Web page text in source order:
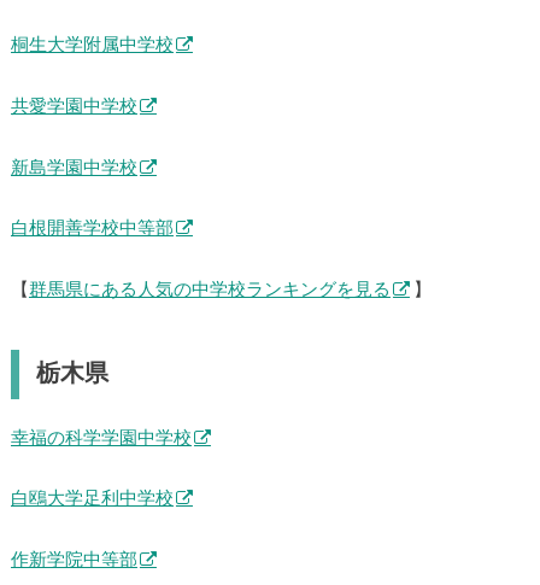
桐生大学附属中学校
共愛学園中学校
新島学園中学校
白根開善学校中等部
【 群馬県にある人気の中学校ランキングを見る 】
栃木県
幸福の科学学園中学校
白鴎大学足利中学校
作新学院中等部